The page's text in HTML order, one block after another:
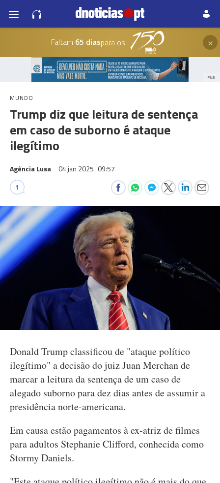
Faltam 65 diaspara os ×
PUB
MUNDO
Trump diz que leitura de sentença
em caso de suborno é ataque
ilegítimo
Agência Lusa 04 jan 2025 09:57
1
Donald Trump classificou de "ataque político
ilegítimo" a decisão do juiz Juan Merchan de
marcar a leitura da sentença de um caso de
alegado suborno para dez dias antes de assumir a
presidência norte-americana.
Em causa estão pagamentos à ex-atriz de filmes
para adultos Stephanie Clifford, conhecida como
Stormy Daniels.